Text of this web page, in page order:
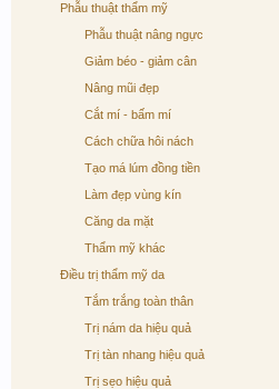
Phẫu thuật thẩm mỹ
Phẫu thuật nâng ngực
Giảm béo - giảm cân
Nâng mũi đẹp
Cắt mí - bấm mí
Cách chữa hôi nách
Tạo má lúm đồng tiền
Làm đẹp vùng kín
Căng da mặt
Thẩm mỹ khác
Điều trị thẩm mỹ da
Tắm trắng toàn thân
Trị nám da hiệu quả
Trị tàn nhang hiệu quả
Trị sẹo hiệu quả